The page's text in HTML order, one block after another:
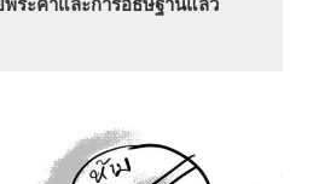
ระคำและการอธิษฐานแล้ว